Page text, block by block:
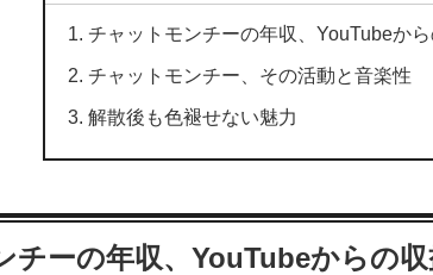
チャットモンチーの年収、YouTubeから
チャットモンチー、その活動と音楽性
解散後も色褪せない魅力
チーの年収、YouTubeからの収